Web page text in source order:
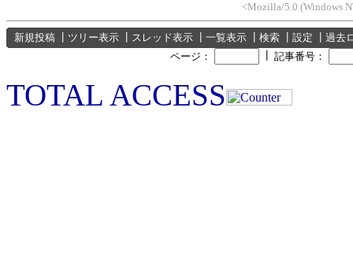
<Mozilla/5.0 (Windows
新規投稿 ツリー表示 スレッド表示 一覧表示 検索 設定
過去
ページ：
記事番号：
TOTAL ACCESS